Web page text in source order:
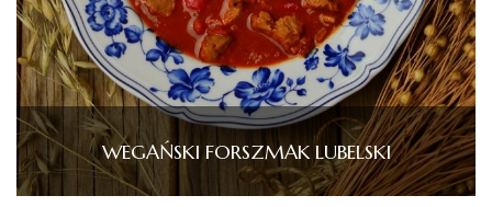
WEGAŃSKI FORSZMAK LUBELSKI